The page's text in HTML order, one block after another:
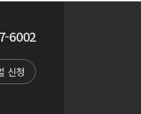
6002
신청